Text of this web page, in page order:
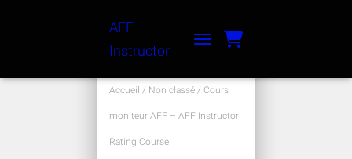
AFF
Instructor
TOGGLE NAVIGATION
Accueil / Non classé / Cours
moniteur AFF – AFF Instructor
Rating Course